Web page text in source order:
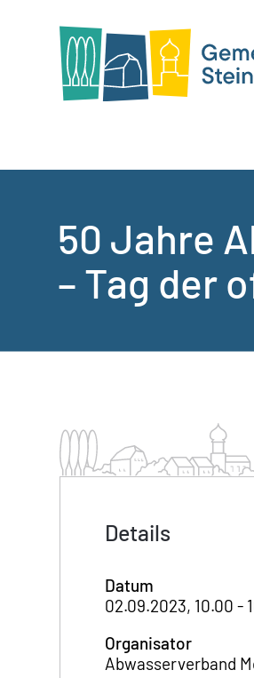
50 Jahre
– Tag der
Details
Datum
02.09.2023, 10.00 -
Organisator
Abwasserverband